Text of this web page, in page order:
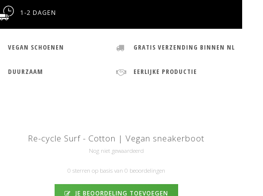
1-2 DAGEN
VEGAN SCHOENEN GRATIS VERZENDING BINNEN NL
DUURZAAM EERLIJKE PRODUCTIE
Re-cycle Surf - Cotton | Vegan sneakerboot
Nog niet gewaardeerd
0 sterren op basis van 0 beoordelingen
JE BEOORDELING TOEVOEGEN